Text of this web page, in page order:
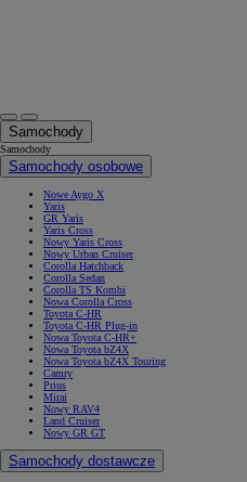
Samochody
Samochody
Samochody osobowe
Nowe Aygo X
Yaris
GR Yaris
Yaris Cross
Nowy Yaris Cross
Nowy Urban Cruiser
Corolla Hatchback
Corolla Sedan
Corolla TS Kombi
Nowa Corolla Cross
Toyota C-HR
Toyota C-HR Plug-in
Nowa Toyota C-HR+
Nowa Toyota bZ4X
Nowa Toyota bZ4X Touring
Camry
Prius
Mirai
Nowy RAV4
Land Cruiser
Nowy GR GT
Samochody dostawcze